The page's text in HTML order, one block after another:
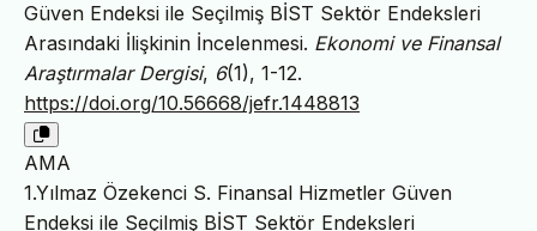
Güven Endeksi ile Seçilmiş BİST Sektör Endeksleri
Arasındaki İlişkinin İncelenmesi. Ekonomi ve Finansal
Araştırmalar Dergisi, 6(1), 1-12.
https://doi.org/10.56668/jefr.1448813
AMA
1.Yılmaz Özekenci S. Finansal Hizmetler Güven
Endeksi ile Seçilmiş BİST Sektör Endeksleri